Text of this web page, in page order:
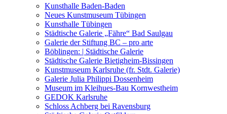
Was seither geschah
Kunstwettbewerbe, Ausschreibungen für Künstler
Kunsthalle Baden-Baden
Neues Kunstmuseum Tübingen
Kunsthalle Tübingen
Städtische Galerie „Fähre“ Bad Saulgau
Galerie der Stiftung BC – pro arte
Böblingen: | Städtische Galerie
Städtische Galerie Bietigheim-Bissingen
Kunstmuseum Karlsruhe (fr. Stdt. Galerie)
Galerie Julia Philippi Dossenheim
Museum im Kleihues-Bau Kornwestheim
GEDOK Karlsruhe
Schloss Achberg bei Ravensburg